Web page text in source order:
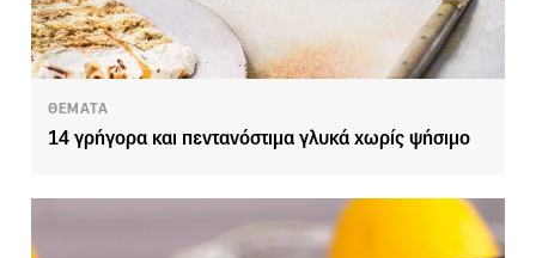
ΘΕΜΑΤΑ
14 γρήγορα και πεντανόστιμα γλυκά χωρίς ψήσιμο